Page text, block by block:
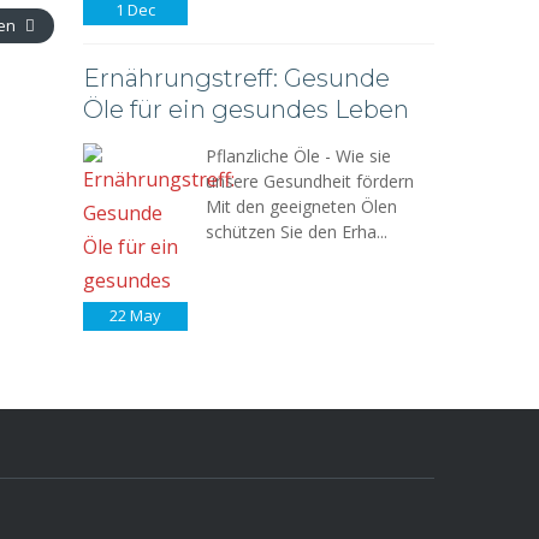
1 Dec
Ernährungstreff: Gesunde
Öle für ein gesundes Leben
22May
Pflanzliche Öle - Wie sie
unsere Gesundheit fördern
Mit den geeigneten Ölen
schützen Sie den Erha...